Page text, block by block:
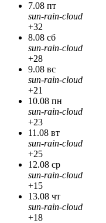
7.08 пт
sun-rain-cloud
+32
8.08 сб
sun-rain-cloud
+28
9.08 вс
sun-rain-cloud
+21
10.08 пн
sun-rain-cloud
+23
11.08 вт
sun-rain-cloud
+25
12.08 ср
sun-rain-cloud
+15
13.08 чт
sun-rain-cloud
+18